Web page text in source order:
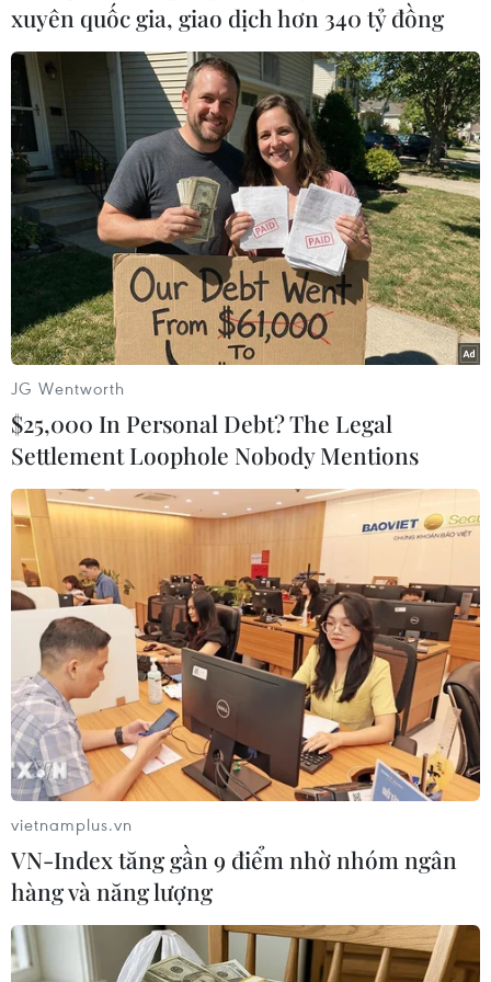
(Vietnam+)
#dịch COVID-19 #Hà Nội
#học trực tiếp
TP. Hà Nội
Theo dõi VietnamPlus
TIN LIÊN QUAN
xuyên quốc gia, giao dịch hơn 340 tỷ đồng
JG Wentworth
$25,000 In Personal Debt? The Legal
Settlement Loophole Nobody Mentions
vietnamplus.vn
VN-Index tăng gần 9 điểm nhờ nhóm ngân
hàng và năng lượng